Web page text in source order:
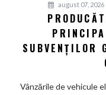
august 07, 2026
SUBVENȚILOR
Vânzările de vehicule